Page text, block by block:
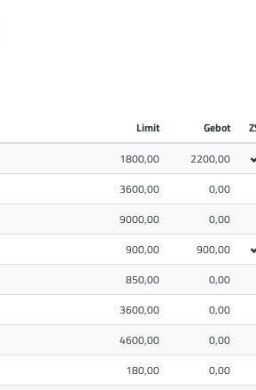
Limit Gebot
1800,00
2200,00
3600,00
0,00
9000,00
0,00
900,00
900,00
850,00
0,00
3600,00
0,00
4600,00
0,00
180,00
0,00